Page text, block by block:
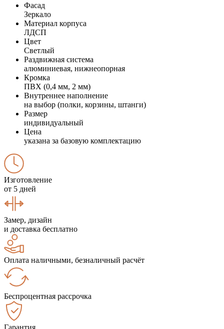
Фасад
Зеркало
Материал корпуса
ЛДСП
Цвет
Светлый
Раздвижная система
алюминиевая, нижнеопорная
Кромка
ПВХ (0,4 мм, 2 мм)
Внутреннее наполнение
на выбор (полки, корзины, штанги)
Размер
индивидуальный
Цена
указана за базовую комплектацию
Изготовление
от 5 дней
Замер, дизайн
и доставка бесплатно
Оплата наличными, безналичный расчёт
Беспроцентная рассрочка
Гарантия